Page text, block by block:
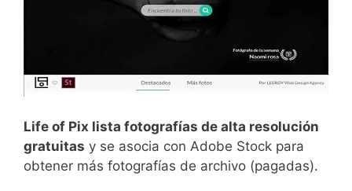
Life of Pix lista fotografías de alta resolución
gratuitas y se asocia con Adobe Stock para
obtener más fotografías de archivo (pagadas).